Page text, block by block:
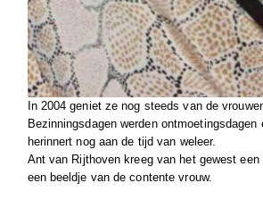
In 2004 geniet ze nog steeds van de
Bezinningsdagen werden
herinnert nog aan de tijd van weleer.
Ant van Rijthoven kreeg van het gewest
een beeldje van de contente vrouw.